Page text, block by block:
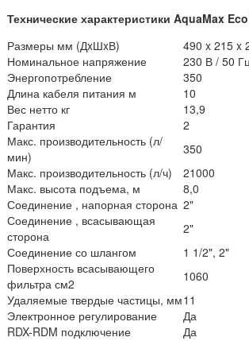
Технические характеристики AquaMax
Размеры мм (ДxШxВ)
490 x 215 x
Номинальное напряжение
230 В / 50 Гц
Энергопотребление
350
Длина кабеля питания м
10
Вес нетто кг
13,9
Гарантия
2
Макс. производительность (л/
мин)
350
Макс. производительность (л/ч)
21000
Макс. высота подъема, м
8,0
Соединение , напорная сторона 2"
Соединение , всасывающая
сторона
2"
Соединение со шлангом
1 1/2", 2"
Поверхность всасывающего
фильтра см2
1060
Удаляемые твердые частицы, мм11
Электронное регулирование
Да
RDX-RDM подключение
Да